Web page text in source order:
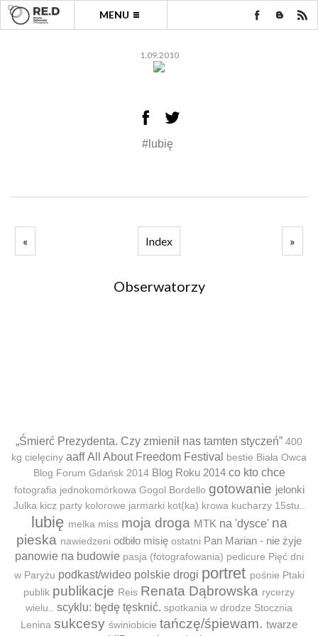
MENU
1.09.2010
#lubię
« Index »
Obserwatorzy
„Śmierć Prezydenta. Czy zmienił nas tamten styczeń” 400
kg cielęciny aaff All About Freedom Festival bestie Biała Owca
Blog Forum Gdańsk 2014 Blog Roku 2014 co kto chce
fotografia jednokomórkowa Gogol Bordello gotowanie jelonki
Julka kicz party kolorowe jarmarki kot(ka) krowa kucharzy 15stu..
lubię melka miss moja droga MTK na 'dysce' na
pieska nawiedzeni odbiło misię ostatni Pan Marian - nie żyje
panowie na budowie pasja (fotografowania) pedicure Pięć dni
w Paryżu podkast/wideo polskie drogi portret pośnie Ptaki
publik publikacje Reis Renata Dąbrowska rycerzy
wielu.. scyklu: będę tęsknić. spotkania w drodze Stocznia
Lenina sukcesy świniobicie tańczę/śpiewam. twarze